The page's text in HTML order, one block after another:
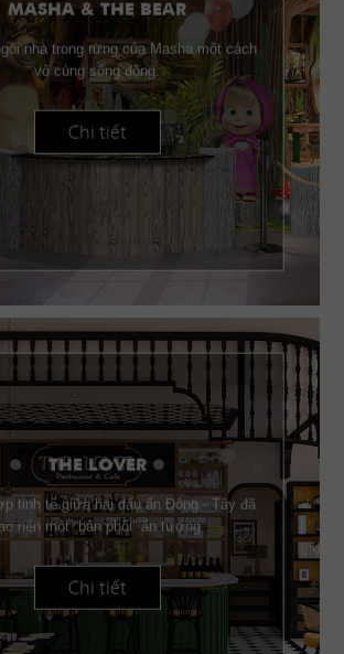
MASHA & THE BEAR
nhà trong rừng của Masha một cách
vô cùng sống động.
Chi tiết
THE LOVER
tinh tế giữa hai dấu ấn Đông - Tây đã
nên một “bản phối” ấn tượng
Chi tiết